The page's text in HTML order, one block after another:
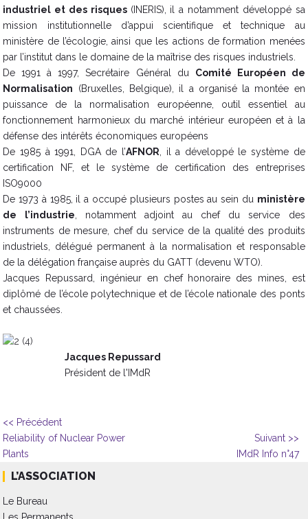
industriel et des risques (INERIS), il a notamment développé sa
mission institutionnelle d’appui scientifique et technique au
ministère de l’écologie, ainsi que les actions de formation menées
par l’institut dans le domaine de la maîtrise des risques industriels.
De 1991 à 1997, Secrétaire Général du Comité Européen de
Normalisation (Bruxelles, Belgique), il a organisé la montée en
puissance de la normalisation européenne, outil essentiel au
fonctionnement harmonieux du marché intérieur européen et à la
défense des intérêts économiques européens
De 1985 à 1991, DGA de l’AFNOR , il a développé le système de
certification NF, et le système de certification des entreprises
ISO9000
De 1973 à 1985, il a occupé plusieurs postes au sein du ministère
de l’industrie , notamment adjoint au chef du service des
instruments de mesure, chef du service de la qualité des produits
industriels, délégué permanent à la normalisation et responsable
de la délégation française auprès du GATT (devenu WTO).
Jacques Repussard, ingénieur en chef honoraire des mines, est
diplômé de l’école polytechnique et de l’école nationale des ponts
et chaussées.
Jacques Repussard
Président de l'IMdR​
<< Précédent
Reliability of Nuclear Power
Plants
Suivant >>
IMdR Info n°47
L’ASSOCIATION
Le Bureau